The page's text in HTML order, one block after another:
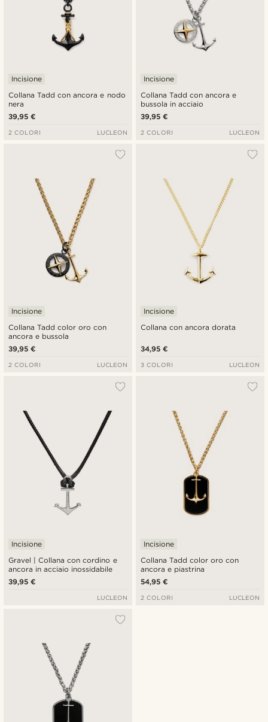
Collana Tadd con ancora e nodo
nera
Incisione
39,95 €
2 COLORI LUCLEON
Collana Tadd con ancora e
bussola in acciaio
Incisione
39,95 €
2 COLORI LUCLEON
Collana Tadd color oro con
ancora e bussola
Incisione
39,95 €
2 COLORI LUCLEON
Collana con ancora dorata
Incisione
34,95 €
3 COLORI LUCLEON
Gravel | Collana con cordino e
ancora in acciaio inossidabile
Incisione
39,95 €
LUCLEON
Collana Tadd color oro con
ancora e piastrina
Incisione
54,95 €
2 COLORI LUCLEON